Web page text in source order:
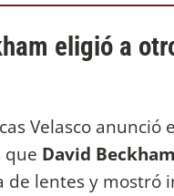
eligió a
Velasco anunció
que David Beckham
de lentes y mostró